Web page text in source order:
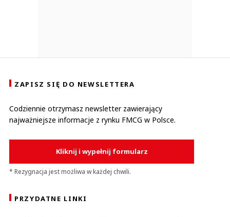
ZAPISZ SIĘ DO NEWSLETTERA
Codziennie otrzymasz newsletter zawierający
najważniejsze informacje z rynku FMCG w Polsce.
Kliknij i wypełnij formularz
* Rezygnacja jest możliwa w każdej chwili.
PRZYDATNE LINKI